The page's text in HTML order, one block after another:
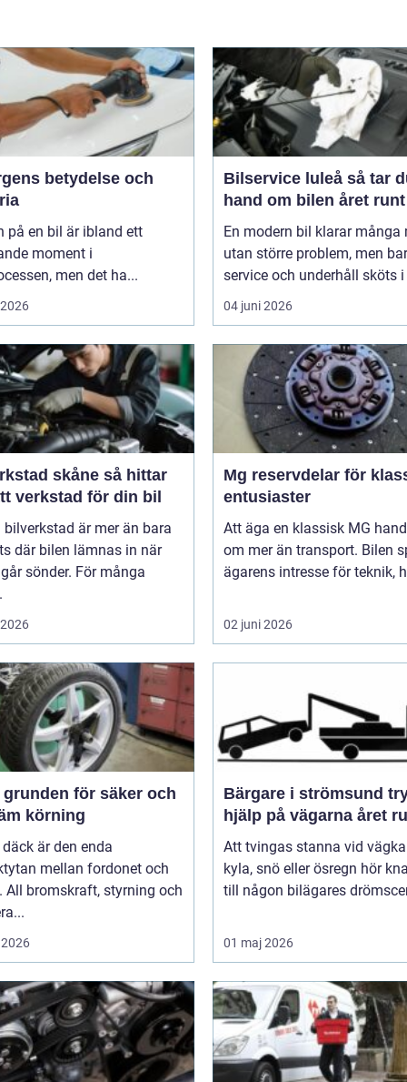
betydelse och
på en bil är ibland ett
moment i
men det ha...
Bilservice luleå så tar du
hand om bilen året runt
En modern bil klarar många
utan större problem, men
service och underhåll sköts i
04 juni 2026
skåne så hittar
verkstad för din bil
bilverkstad är mer än bara
där bilen lämnas in när
sönder. För många
Mg reservdelar för
entusiaster
Att äga en klassisk MG
om mer än transport. Bilen
ägarens intresse för teknik,
02 juni 2026
körning
är den enda
mellan fordonet och
All bromskraft, styrning och
Bärgare i strömsund trygg
hjälp på vägarna året
Att tvingas stanna vid
kyla, snö eller ösregn hör
till någon bilägares
01 maj 2026